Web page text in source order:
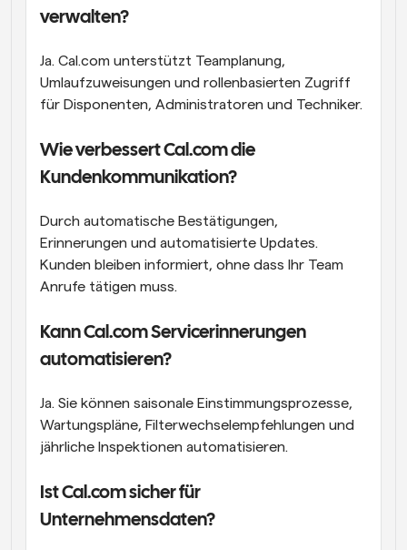
verwalten?
Ja. Cal.com unterstützt Teamplanung,
Umlaufzuweisungen und rollenbasierten Zugriff
für Disponenten, Administratoren und Techniker.
Wie verbessert Cal.com die
Kundenkommunikation?
Durch automatische Bestätigungen,
Erinnerungen und automatisierte Updates.
Kunden bleiben informiert, ohne dass Ihr Team
Anrufe tätigen muss.
Kann Cal.com Servicerinnerungen
automatisieren?
Ja. Sie können saisonale Einstimmungsprozesse,
Wartungspläne, Filterwechselempfehlungen und
jährliche Inspektionen automatisieren.
Ist Cal.com sicher für
Unternehmensdaten?